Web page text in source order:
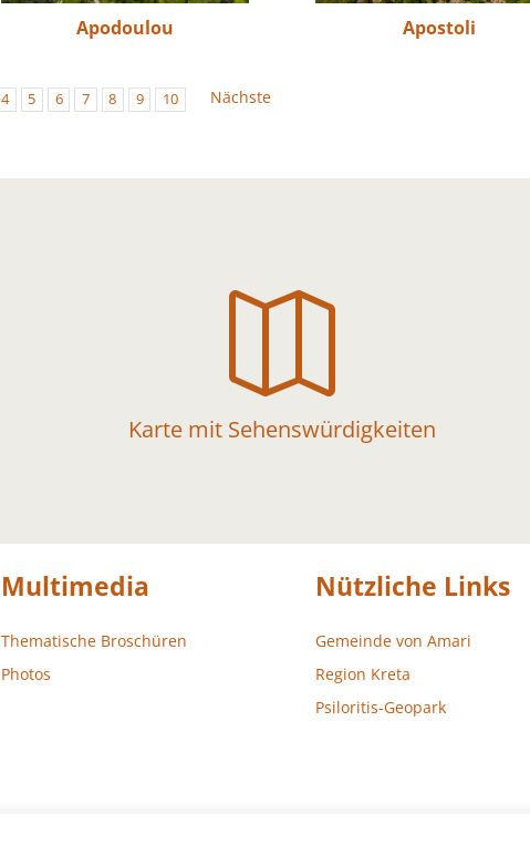
Apodoulou Apostoli
4 5 6 7 8 9 10 Nächste

Karte mit Sehenswürdigkeiten
Multimedia
Thematische Broschüren
Photos
Nützliche Links
Gemeinde von Amari
Region Kreta
Psiloritis-Geopark